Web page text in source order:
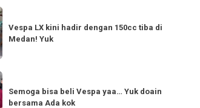
Vespa LX kini hadir dengan 150cc tiba di
Medan! Yuk
Semoga bisa beli Vespa yaa… Yuk doain
bersama Ada kok